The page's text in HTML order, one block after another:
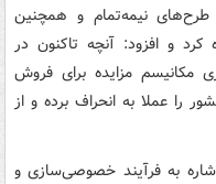
نیمه‌تمام و همچنین
و افزود: آنچه تاکنون در
مکانیسم مزایده برای فروش
را عملا به انحراف برده و از
به فرآیند خصوصی‌سازی و